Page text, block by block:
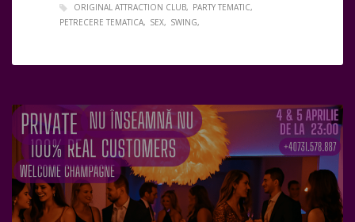
ORIGINAL ATTRACTION CLUB
PARTY TEMATIC
PETRECERE TEMATICA
SEX SWING